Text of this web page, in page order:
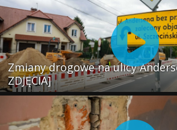
Zmiany drogowe na ulicy
ZDJĘCIA]